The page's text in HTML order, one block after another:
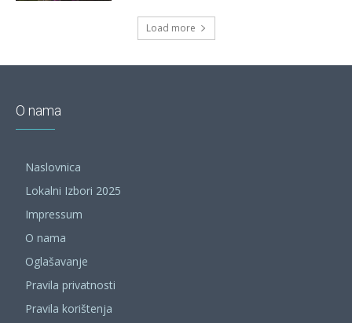
Load more
O nama
Naslovnica
Lokalni Izbori 2025
Impressum
O nama
Oglašavanje
Pravila privatnosti
Pravila korištenja